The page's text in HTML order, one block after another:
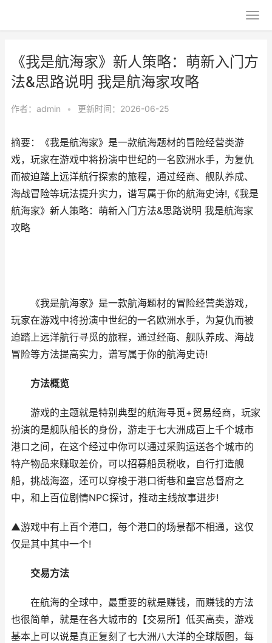
《我是航海家》新人策略：萌新入门方
法&思路说明 我是航海家攻略
作者： admin • 更新时间：2026-06-25
摘要：《我是航海家》是一款航海题材的冒险经营类游
戏，玩家在游戏中将扮演中世纪的一名欧洲水手，为复仇
而被迫踏上远洋航行探索的旅程，通过经商、舰队养成、
海战冒险等玩法提升实力，谱写属于你的航海史诗!,《我是
航海家》新人策略：萌新入门方法&思路说明 我是航海家
攻略
《我是航海家》是一款航海题材的冒险经营类游戏，
玩家在游戏中将扮演中世纪的一名欧洲水手，为复仇而被
迫踏上远洋航行寻觅的旅程，通过经商、舰队养成、海战
冒险等方法提高实力，谱写属于你的航海史诗!
方法概览
游戏的主题就是特别典型的航海寻觅+贸易经商，玩家
扮演的是舰队船长的身份，游走于七大洲成百上千个城市
港口之间，在这个经过中你可以通过采购运送各个城市的
特产物品来赚取差价，可以招募船员税收，自行打造舰
船，挑战海盗，还可以穿梭于港口街巷和皇宫总督府之
中，和上百位剧情NPC探讨，推动主线故事进步!
▲游戏中有上百个港口，每个港口的场景都不相通，这仅
仅是其中其中一个!
交易方法
在航海的全球中，最重要的就是赚钱，而赚钱的方法
也很简单，就是在各大城市的【交易所】低买高卖，游戏
基本上可以说是真正复刻了七大洲八大洋的全球版图，每